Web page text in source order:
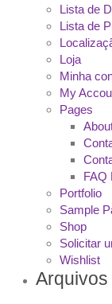
Lista de
Lista de
Loja
Minha
My
Pages
FAQ
Portfolio
Sample
Shop
Solicitar
Wishlist
Arquivos